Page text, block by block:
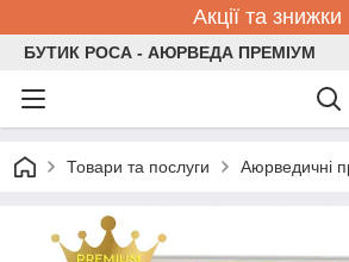
Акції та знижки
БУТИК РОСА - АЮРВЕДА ПРЕМІУМ
Товари та послуги Аюрведичні